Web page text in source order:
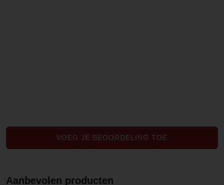
VOEG JE BEOORDELING TOE
Aanbevolen producten